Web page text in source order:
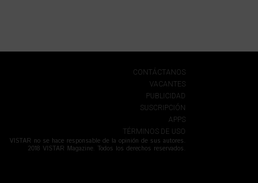
CONTÁCTANOS
VACANTES
PUBLICIDAD
SUSCRIPCIÓN
APPS
TÉRMINOS DE USO
VISTAR no se hace responsable de la opinión de sus autores.
2018 VISTAR Magazine. Todos los derechos reservados.